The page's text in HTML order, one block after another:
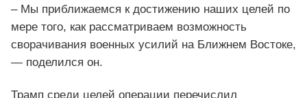
– Мы приближаемся к достижению наших целей по
мере того, как рассматриваем возможность
сворачивания военных усилий на Ближнем Востоке,
— поделился он.
Трамп среди целей операции перечислил